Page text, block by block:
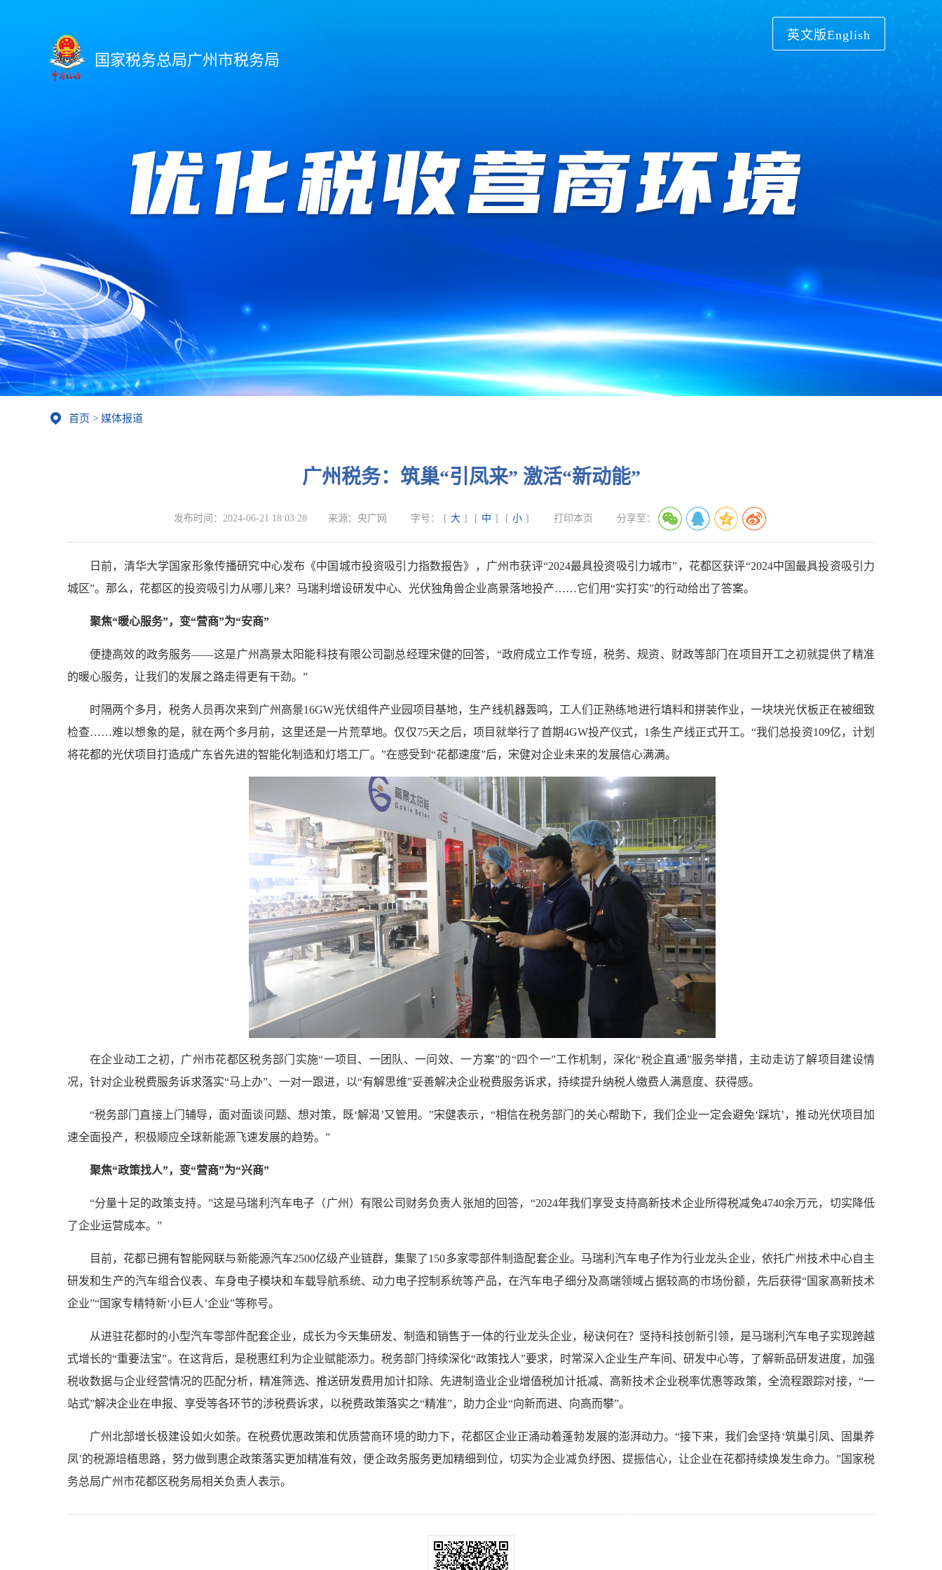
国家税务总局广州市税务局
英文版English
首页 > 媒体报道
广州税务：筑巢“引凤来” 激活“新动能”
发布时间： 2024-06-21 18:03:28 来源： 央广网 字号： [ 大 ] [ 中 ] [ 小 ] 打印本页 分享至：
日前，清华大学国家形象传播研究中心发布《中国城市投资吸引力指数报告》，广州市获评“2024最具投资吸引力城市”，花都区获评“2024中国最具投资吸引力
城区”。那么，花都区的投资吸引力从哪儿来？马瑞利增设研发中心、光伏独角兽企业高景落地投产……它们用“实打实”的行动给出了答案。
聚焦“暖心服务”，变“营商”为“安商”
便捷高效的政务服务——这是广州高景太阳能科技有限公司副总经理宋健的回答，“政府成立工作专班，税务、规资、财政等部门在项目开工之初就提供了精准
的暖心服务，让我们的发展之路走得更有干劲。”
时隔两个多月，税务人员再次来到广州高景16GW光伏组件产业园项目基地，生产线机器轰鸣，工人们正熟练地进行填料和拼装作业，一块块光伏板正在被细致
检查……难以想象的是，就在两个多月前，这里还是一片荒草地。仅仅75天之后，项目就举行了首期4GW投产仪式，1条生产线正式开工。“我们总投资109亿，计划
将花都的光伏项目打造成广东省先进的智能化制造和灯塔工厂。”在感受到“花都速度”后，宋健对企业未来的发展信心满满。
在企业动工之初，广州市花都区税务部门实施“一项目、一团队、一问效、一方案”的“四个一”工作机制，深化“税企直通”服务举措，主动走访了解项目建设情
况，针对企业税费服务诉求落实“马上办”、一对一跟进，以“有解思维”妥善解决企业税费服务诉求，持续提升纳税人缴费人满意度、获得感。
“税务部门直接上门辅导，面对面谈问题、想对策，既‘解渴’又管用。”宋健表示，“相信在税务部门的关心帮助下，我们企业一定会避免‘踩坑’，推动光伏项目加
速全面投产，积极顺应全球新能源飞速发展的趋势。”
聚焦“政策找人”，变“营商”为“兴商”
“分量十足的政策支持。”这是马瑞利汽车电子（广州）有限公司财务负责人张旭的回答，“2024年我们享受支持高新技术企业所得税减免4740余万元，切实降低
了企业运营成本。”
目前，花都已拥有智能网联与新能源汽车2500亿级产业链群，集聚了150多家零部件制造配套企业。马瑞利汽车电子作为行业龙头企业，依托广州技术中心自主
研发和生产的汽车组合仪表、车身电子模块和车载导航系统、动力电子控制系统等产品，在汽车电子细分及高端领域占据较高的市场份额，先后获得“国家高新技术
企业”“国家专精特新‘小巨人’企业”等称号。
从进驻花都时的小型汽车零部件配套企业，成长为今天集研发、制造和销售于一体的行业龙头企业，秘诀何在？坚持科技创新引领，是马瑞利汽车电子实现跨越
式增长的“重要法宝”。在这背后，是税惠红利为企业赋能添力。税务部门持续深化“政策找人”要求，时常深入企业生产车间、研发中心等，了解新品研发进度，加强
税收数据与企业经营情况的匹配分析，精准筛选、推送研发费用加计扣除、先进制造业企业增值税加计抵减、高新技术企业税率优惠等政策，全流程跟踪对接，“一
站式”解决企业在申报、享受等各环节的涉税费诉求，以税费政策落实之“精准”，助力企业“向新而进、向高而攀”。
广州北部增长极建设如火如荼。在税费优惠政策和优质营商环境的助力下，花都区企业正涌动着蓬勃发展的澎湃动力。“接下来，我们会坚持‘筑巢引凤、固巢养
凤’的税源培植思路，努力做到惠企政策落实更加精准有效，便企政务服务更加精细到位，切实为企业减负纾困、提振信心，让企业在花都持续焕发生命力。”国家税
务总局广州市花都区税务局相关负责人表示。